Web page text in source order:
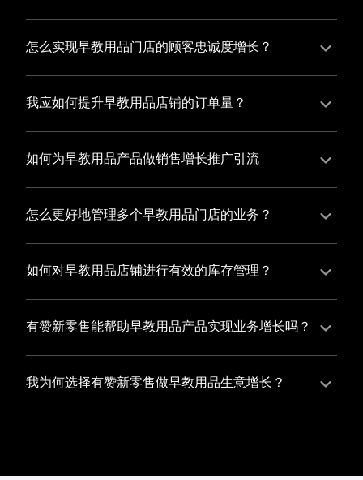
与您共同打造独具特色的品牌，携手共创辉煌事业！
有赞新零售旗下的有赞微商城、有赞私域运营和有赞小
程序商城，为您的线上店铺提供一站式解决方案，从运
态。
怎么实现早教用品门店的顾客忠诚度增长？
您可以使用有赞的会员管理系统，建立自己的会员体
系，通过赠送积分、折扣等福利来吸引顾客再次购买，
度。
我应如何提升早教用品店铺的订单量？
您可以使用有赞的裂变营销功能，通过给用户发放优惠
券、邀请好友等方式，吸引更多的用户下单购买，并激
如何为早教用品产品做销售增长推广引流
有赞新零售旗下产品营销工具、比如优惠券、满减活动
等，吸引更多客户到店消费。另外，通过有赞的微信公
以帮助您增加客流量，赢得客户的青睐
怎么更好地管理多个早教用品门店的业务？
有赞新零售一站式解决方案，包括有赞微商城、有赞私
域运营以及有赞小程序商城，将助您轻松打通线上线下
让您的业务蓬勃发展，收获更多满意客户。
如何对早教用品店铺进行有效的库存管理？
您可以使用有赞的门店管理系统，它可以帮助您实现门
店数据的集中管理，包括订单管理、员工管理、库存管
有赞新零售能帮助早教用品产品实现业务增长吗？
有赞新零售作为业内领先的一站式解决方案，整合线上
线下渠道、提供多样化店铺搭建、会员营销和大数据分
我为何选择有赞新零售做早教用品生意增长？